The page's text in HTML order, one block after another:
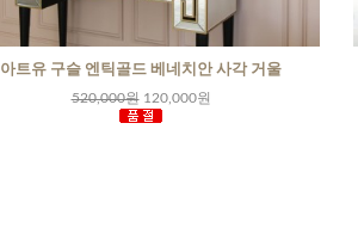
아트유 구슬 엔틱골드 베네치안 사각 거울
520,000원 120,000원